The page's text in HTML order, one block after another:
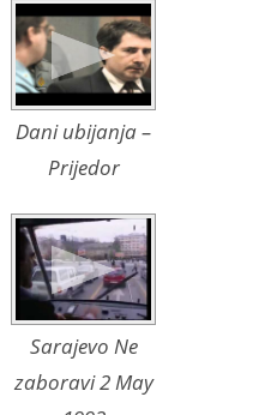
Dani ubijanja –
Prijedor
Sarajevo Ne
zaboravi 2 May